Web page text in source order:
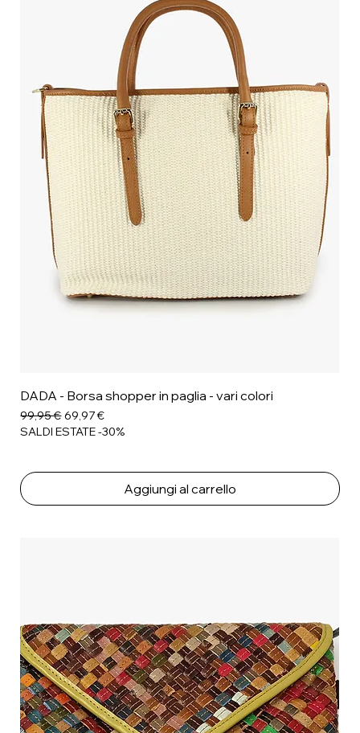
DADA - Borsa shopper in paglia - vari colori
Prezzo regolare
99,95 €Prezzo scontato
69,97 €
SALDI ESTATE -30%
Aggiungi al carrello